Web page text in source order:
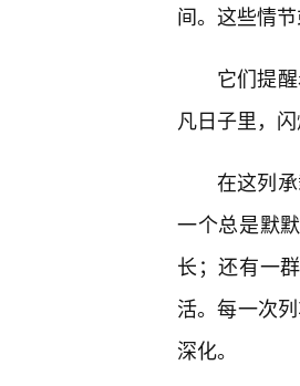
间。这些情
它们提
凡日子里，
在这列
一个总是默
长；还有一
活。每一次
深化。